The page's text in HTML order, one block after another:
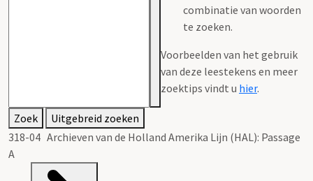
combinatie van woorden
te zoeken.
Voorbeelden van het gebruik
van deze leestekens en meer
zoektips vindt u hier.
Zoek
Uitgebreid zoeken
318-04 Archieven van de Holland Amerika Lijn (HAL): Passage
A